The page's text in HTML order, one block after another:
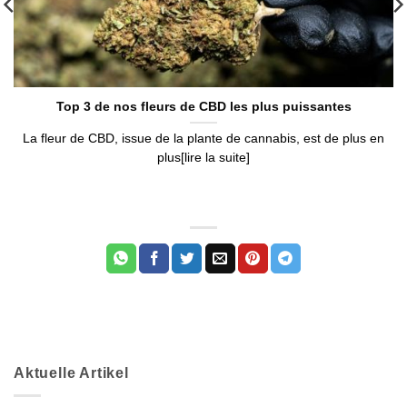
Top 3 de nos fleurs de CBD les plus puissantes
La fleur de CBD, issue de la plante de cannabis, est de plus en
plus[lire la suite]
Aktuelle Artikel
Appliquer les filtres